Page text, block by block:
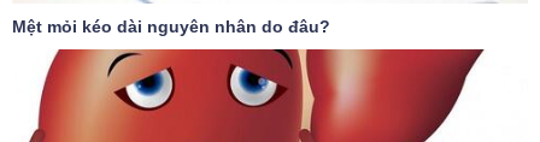
Mệt mỏi kéo dài nguyên nhân do đâu?